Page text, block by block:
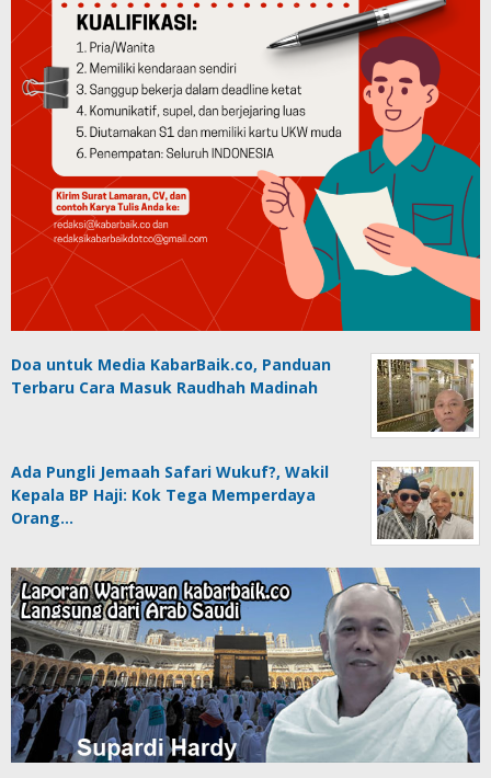
Doa untuk Media KabarBaik.co, Panduan
Terbaru Cara Masuk Raudhah Madinah
Ada Pungli Jemaah Safari Wukuf?, Wakil
Kepala BP Haji: Kok Tega Memperdaya
Orang…